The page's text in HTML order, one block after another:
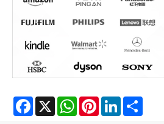
Facebook
X WhatsApp
Pinterest
LinkedIn